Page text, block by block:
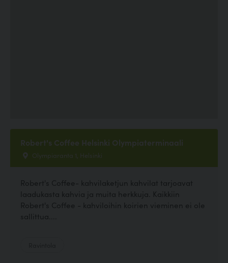
Robert's Coffee Helsinki Olympiaterminaali
Olympiaranta 1, Helsinki
Robert's Coffee- kahvilaketjun kahvilat tarjoavat
laadukasta kahvia ja muita herkkuja. Kaikkiin
Robert's Coffee - kahviloihin koirien vieminen ei ole
sallittua....